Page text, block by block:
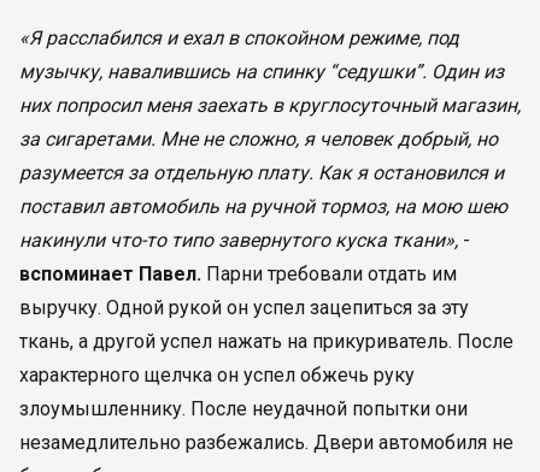
«Я расслабился и ехал в спокойном режиме, под
музычку, навалившись на спинку “седушки”. Один из
них попросил меня заехать в круглосуточный магазин,
за сигаретами. Мне не сложно, я человек добрый, но
разумеется за отдельную плату. Как я остановился и
поставил автомобиль на ручной тормоз, на мою шею
накинули что-то типо завернутого куска ткани», -
вспоминает Павел. Парни требовали отдать им
выручку. Одной рукой он успел зацепиться за эту
ткань, а другой успел нажать на прикуриватель. После
характерного щелчка он успел обжечь руку
злоумышленнику. После неудачной попытки они
незамедлительно разбежались. Двери автомобиля не